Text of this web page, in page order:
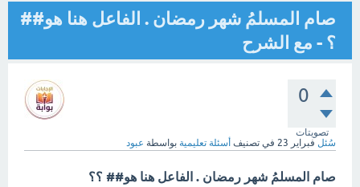
صام المسلمُ شهر رمضان . الفاعل هنا هو##
؟ - مع الشرح
0
تصويتات
سُئل فبراير 23 في تصنيف أسئلة تعليمية بواسطة عبود
صام المسلمُ شهر رمضان . الفاعل هنا هو## ؟؟